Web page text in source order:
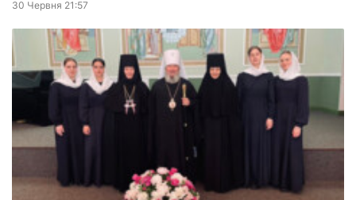
30 Червня 21:57